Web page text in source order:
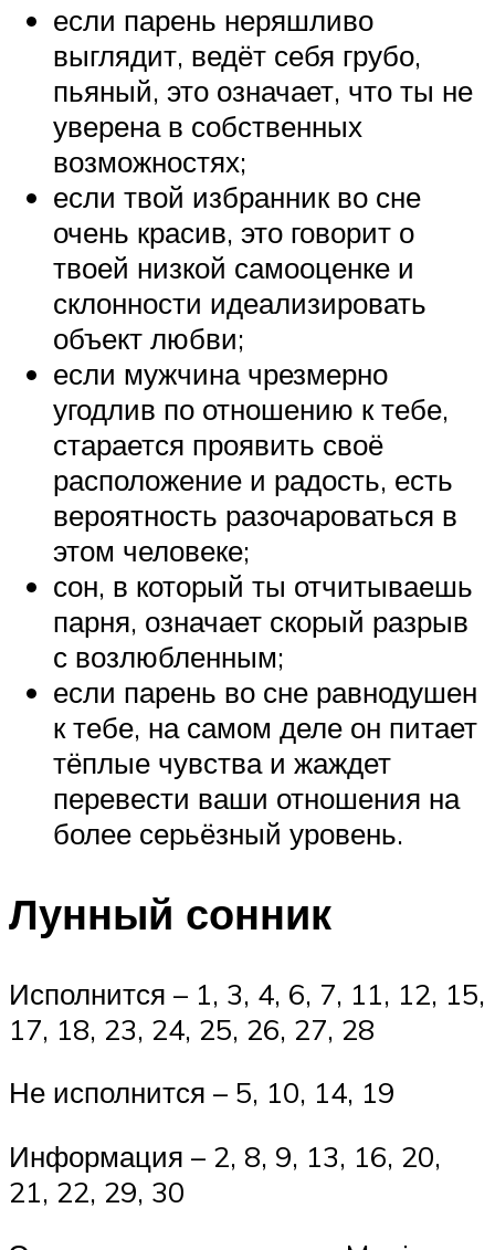
если парень неряшливо
выглядит, ведёт себя грубо,
пьяный, это означает, что ты не
уверена в собственных
возможностях;
если твой избранник во сне
очень красив, это говорит о
твоей низкой самооценке и
склонности идеализировать
объект любви;
если мужчина чрезмерно
угодлив по отношению к тебе,
старается проявить своё
расположение и радость, есть
вероятность разочароваться в
этом человеке;
сон, в который ты отчитываешь
парня, означает скорый разрыв
с возлюбленным;
если парень во сне равнодушен
к тебе, на самом деле он питает
тёплые чувства и жаждет
перевести ваши отношения на
более серьёзный уровень.
Лунный сонник
Исполнится – 1, 3, 4, 6, 7, 11, 12, 15,
17, 18, 23, 24, 25, 26, 27, 28
Не исполнится – 5, 10, 14, 19
Информация – 2, 8, 9, 13, 16, 20,
21, 22, 29, 30